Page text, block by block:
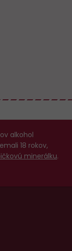
alkohol
18 rokov,
minerálku.